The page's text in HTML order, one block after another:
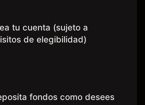
tu cuenta (sujeto a
de elegibilidad)
fondos como desees